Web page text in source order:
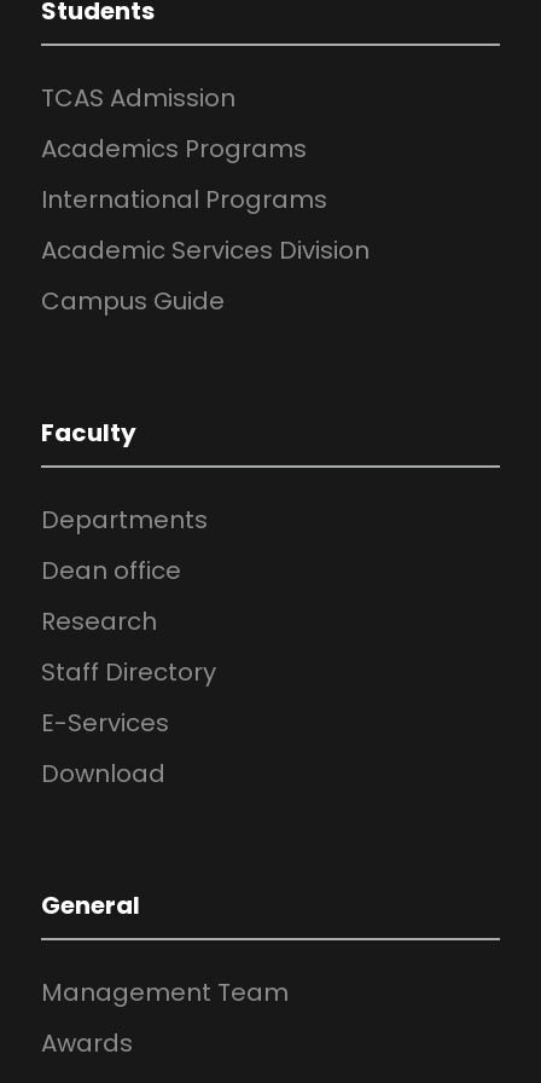
Students
TCAS Admission
Academics Programs
International Programs
Academic Services Division
Campus Guide
Faculty
Departments
Dean office
Research
Staff Directory
E-Services
Download
General
Management Team
Awards